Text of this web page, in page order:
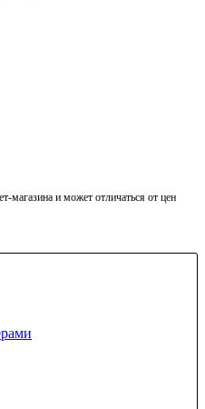
магазина и может отличаться от цен